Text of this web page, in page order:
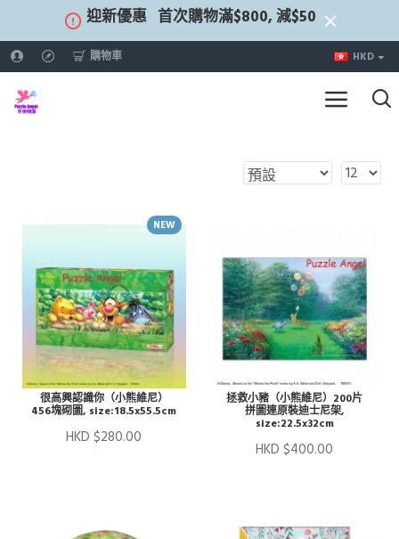
迎新優惠 首次購物滿$800, 減$50
購物車 HKD
NEW
很高興認識你（小熊維尼）
456塊砌圖, size:18.5x55.5cm
HKD $280.00
拯救小豬（小熊維尼）200片
拼圖連原裝迪士尼架,
size:22.5x32cm
HKD $400.00